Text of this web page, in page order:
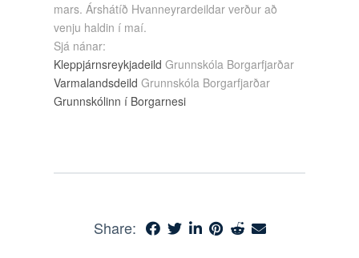
mars. Árshátíð Hvanneyrardeildar verður að
venju haldin í maí.
Sjá nánar:
KleppjárnsreykjadeildGrunnskóla Borgarfjarðar
Varmalandsdeild Grunnskóla Borgarfjarðar
Grunnskólinn í Borgarnesi
Share: